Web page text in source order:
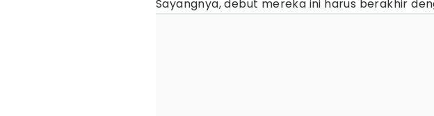
Sayangnya, debut mereka ini harus berakhir